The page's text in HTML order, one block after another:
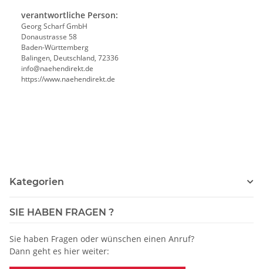
verantwortliche Person:
Georg Scharf GmbH
Donaustrasse 58
Baden-Württemberg
Balingen, Deutschland, 72336
info@naehendirekt.de
https://www.naehendirekt.de
Kategorien
SIE HABEN FRAGEN ?
Sie haben Fragen oder wünschen einen Anruf?
Dann geht es hier weiter: